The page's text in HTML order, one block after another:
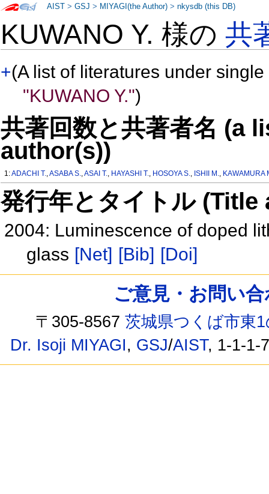
KUWANO Y. 様の共
+(A list of literatures under
"KUWANO Y.")
共著回数と共著者名 (a
author(s))
1:ADACHI T.,ASABA S.,ASAI T., HAYASHI T., HOSOYA S., ISHII M., KAWAMURA
発行年とタイトル
2004: Luminescence of doped
glass [Net] [Bib] [Doi]
AIST >GSJ > MIYAGI(the Author) >nkysdb (this DB)
ご意見・お問い
〒305-8567茨城県つくば市東
Dr. Isoji MIYAGI, GSJ/AIST, 1-1-1-